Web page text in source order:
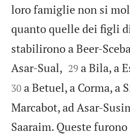
loro famiglie non si
quanto quelle dei figli
stabilirono a Beer-
Asar-Sual, 

29 a Bila, a
30 a Betuel, a Corma, a
Marcabot, ad Asar-
Saaraim. Queste